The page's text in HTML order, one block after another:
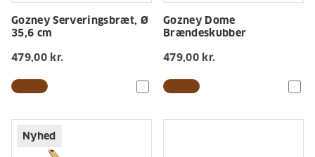
Gozney Serveringsbræt, Ø
35,6 cm
479,00 kr.
Gozney Dome
Brændeskubber
479,00 kr.
Nyhed